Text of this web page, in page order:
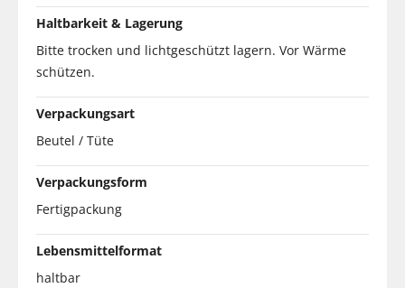
Haltbarkeit & Lagerung
Bitte trocken und lichtgeschützt lagern. Vor Wärme
schützen.
Verpackungsart
Beutel / Tüte
Verpackungsform
Fertigpackung
Lebensmittelformat
haltbar